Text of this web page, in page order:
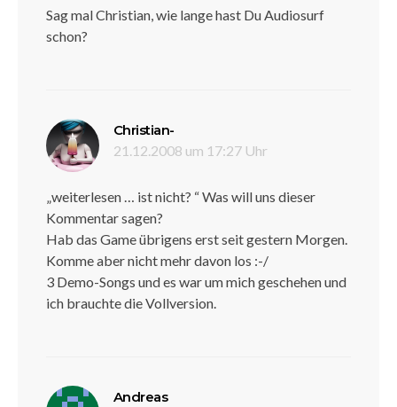
Sag mal Christian, wie lange hast Du Audiosurf
schon?
Christian-
21.12.2008 um 17:27 Uhr
„weiterlesen … ist nicht? “ Was will uns dieser
Kommentar sagen?
Hab das Game übrigens erst seit gestern Morgen.
Komme aber nicht mehr davon los :-/
3 Demo-Songs und es war um mich geschehen und
ich brauchte die Vollversion.
Andreassagt: